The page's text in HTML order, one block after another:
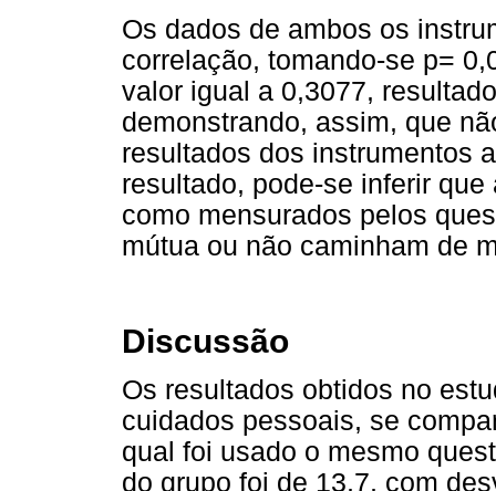
Os dados de ambos os
correlação, tomando-se p=
valor igual a 0,3077,
demonstrando, assim, que
resultados dos instrumentos
resultado, pode-se inferir
como mensurados pelos
mútua ou não caminham de
Discussão
Os resultados obtidos no
cuidados pessoais, se
qual foi usado o mesmo
do grupo foi de 13,7, com